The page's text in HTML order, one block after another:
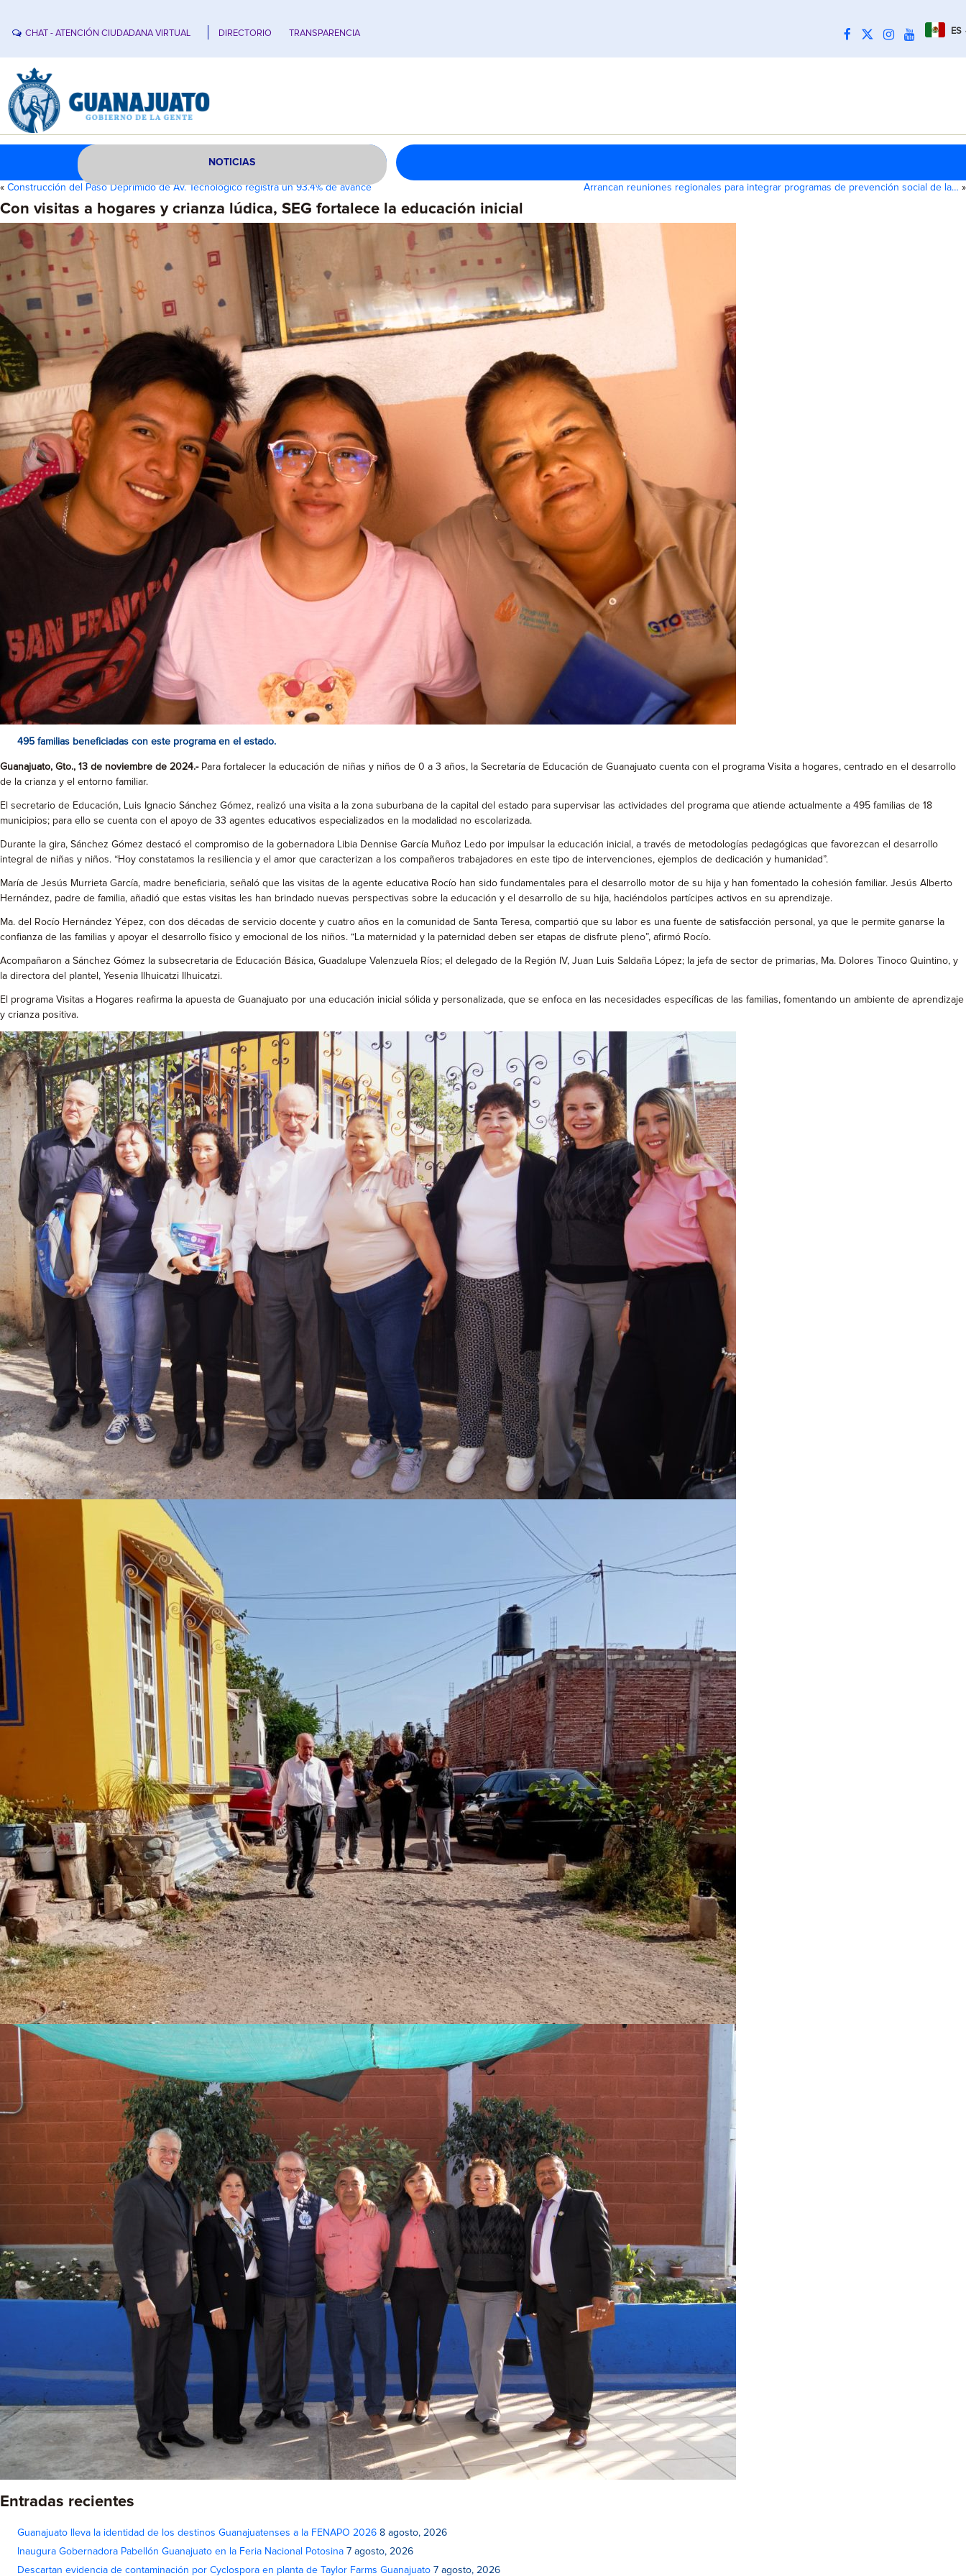
CHAT - ATENCIÓN CIUDADANA VIRTUAL DIRECTORIO TRANSPARENCIA ES
NOTICIAS
« Construcción del Paso Deprimido de Av. Tecnológico registra un 93.4% de avance Arrancan reuniones regionales para integrar programas de prevención social de la… »
Con visitas a hogares y crianza lúdica, SEG fortalece la educación inicial
495 familias beneficiadas con este programa en el estado.
Guanajuato, Gto., 13 de noviembre de 2024.-Para fortalecer la educación de niñas y niños de 0 a 3 años, la Secretaría de Educación de Guanajuato cuenta con el programa Visita a hogares, centrado en el desarrollo
de la crianza y el entorno familiar.
El secretario de Educación, Luis Ignacio Sánchez Gómez, realizó una visita a la zona suburbana de la capital del estado para supervisar las actividades del programa que atiende actualmente a 495 familias de 18
municipios; para ello se cuenta con el apoyo de 33 agentes educativos especializados en la modalidad no escolarizada.
Durante la gira, Sánchez Gómez destacó el compromiso de la gobernadora Libia Dennise García Muñoz Ledo por impulsar la educación inicial, a través de metodologías pedagógicas que favorezcan el desarrollo
integral de niñas y niños. “Hoy constatamos la resiliencia y el amor que caracterizan a los compañeros trabajadores en este tipo de intervenciones, ejemplos de dedicación y humanidad”.
María de Jesús Murrieta García, madre beneficiaria, señaló que las visitas de la agente educativa Rocío han sido fundamentales para el desarrollo motor de su hija y han fomentado la cohesión familiar. Jesús Alberto
Hernández, padre de familia, añadió que estas visitas les han brindado nuevas perspectivas sobre la educación y el desarrollo de su hija, haciéndolos partícipes activos en su aprendizaje.
Ma. del Rocío Hernández Yépez, con dos décadas de servicio docente y cuatro años en la comunidad de Santa Teresa, compartió que su labor es una fuente de satisfacción personal, ya que le permite ganarse la
confianza de las familias y apoyar el desarrollo físico y emocional de los niños. “La maternidad y la paternidad deben ser etapas de disfrute pleno”, afirmó Rocío.
Acompañaron a Sánchez Gómez la subsecretaria de Educación Básica, Guadalupe Valenzuela Ríos; el delegado de la Región IV, Juan Luis Saldaña López; la jefa de sector de primarias, Ma. Dolores Tinoco Quintino, y
la directora del plantel, Yesenia Ilhuicatzi Ilhuicatzi.
El programa Visitas a Hogares reafirma la apuesta de Guanajuato por una educación inicial sólida y personalizada, que se enfoca en las necesidades específicas de las familias, fomentando un ambiente de aprendizaje
y crianza positiva.
Entradas recientes
Guanajuato lleva la identidad de los destinos Guanajuatenses a la FENAPO 2026 8 agosto, 2026
Inaugura Gobernadora Pabellón Guanajuato en la Feria Nacional Potosina 7 agosto, 2026
Descartan evidencia de contaminación por Cyclospora en planta de Taylor Farms Guanajuato 7 agosto, 2026